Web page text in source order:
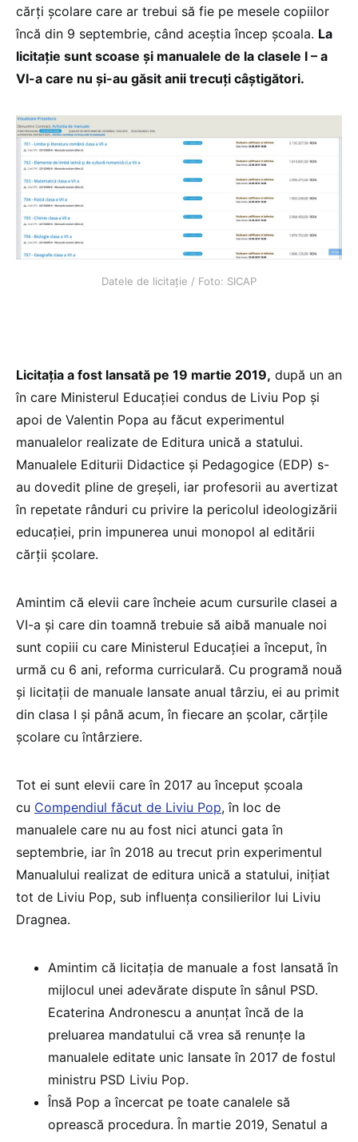
cărți școlare care ar trebui să fie pe mesele copiilor
încă din 9 septembrie, când aceștia încep școala. La
licitație sunt scoase și manualele de la clasele I – a
VI-a care nu și-au găsit anii trecuți câștigători.
Datele de licitație / Foto: SICAP
Licitația a fost lansată pe 19 martie 2019, după un an
în care Ministerul Educației condus de Liviu Pop și
apoi de Valentin Popa au făcut experimentul
manualelor realizate de Editura unică a statului.
Manualele Editurii Didactice și Pedagogice (EDP) s-
au dovedit pline de greșeli, iar profesorii au avertizat
în repetate rânduri cu privire la pericolul ideologizării
educației, prin impunerea unui monopol al editării
cărții școlare.
Amintim că elevii care încheie acum cursurile clasei a
VI-a și care din toamnă trebuie să aibă manuale noi
sunt copiii cu care Ministerul Educației a început, în
urmă cu 6 ani, reforma curriculară. Cu programă nouă
și licitații de manuale lansate anual târziu, ei au primit
din clasa I și până acum, în fiecare an școlar, cărțile
școlare cu întârziere.
Tot ei sunt elevii care în 2017 au început școala
cu Compendiul făcut de Liviu Pop, în loc de
manualele care nu au fost nici atunci gata în
septembrie, iar în 2018 au trecut prin experimentul
Manualului realizat de editura unică a statului, inițiat
tot de Liviu Pop, sub influența consilierilor lui Liviu
Dragnea.
Amintim că licitația de manuale a fost lansată în
mijlocul unei adevărate dispute în sânul PSD.
Ecaterina Andronescu a anunțat încă de la
preluarea mandatului că vrea să renunțe la
manualele editate unic lansate în 2017 de fostul
ministru PSD Liviu Pop.
Însă Pop a încercat pe toate canalele să
oprească procedura. În martie 2019, Senatul a